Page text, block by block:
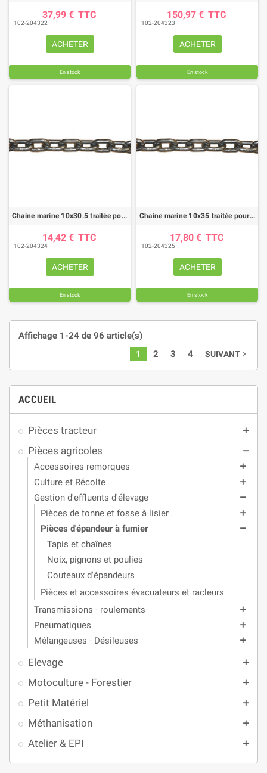
ACCUEIL
Pièces tracteur add
Pièces agricoles remove
Accessoires remorques add
Culture et Récolte add
Gestion d'effluents d'élevage remove
Pièces de tonne et fosse à lisier add
Pièces d'épandeur à fumier remove
Tapis et chaînes
Noix, pignons et poulies
Couteaux d'épandeurs
Pièces et accessoires évacuateurs et racleurs
Transmissions - roulements
add
Pneumatiques add
Mélangeuses - Désileuses add
Elevage add
Motoculture - Forestier add
Petit Matériel add
Méthanisation add
Atelier & EPI add
37,99 € TTC
102-204322
ACHETER
En stock
150,97 € TTC
102-204323
ACHETER
En stock
Chaine marine 10x30.5 traitée pour épandeur
14,42 € TTC
102-204324
ACHETER
En stock
Chaine marine 10x35 traitée pour épandeur
17,80 € TTC
102-204325
ACHETER
En stock
Affichage 1-24 de 96 article(s)
1
2 3 4 SUIVANT navigate_next